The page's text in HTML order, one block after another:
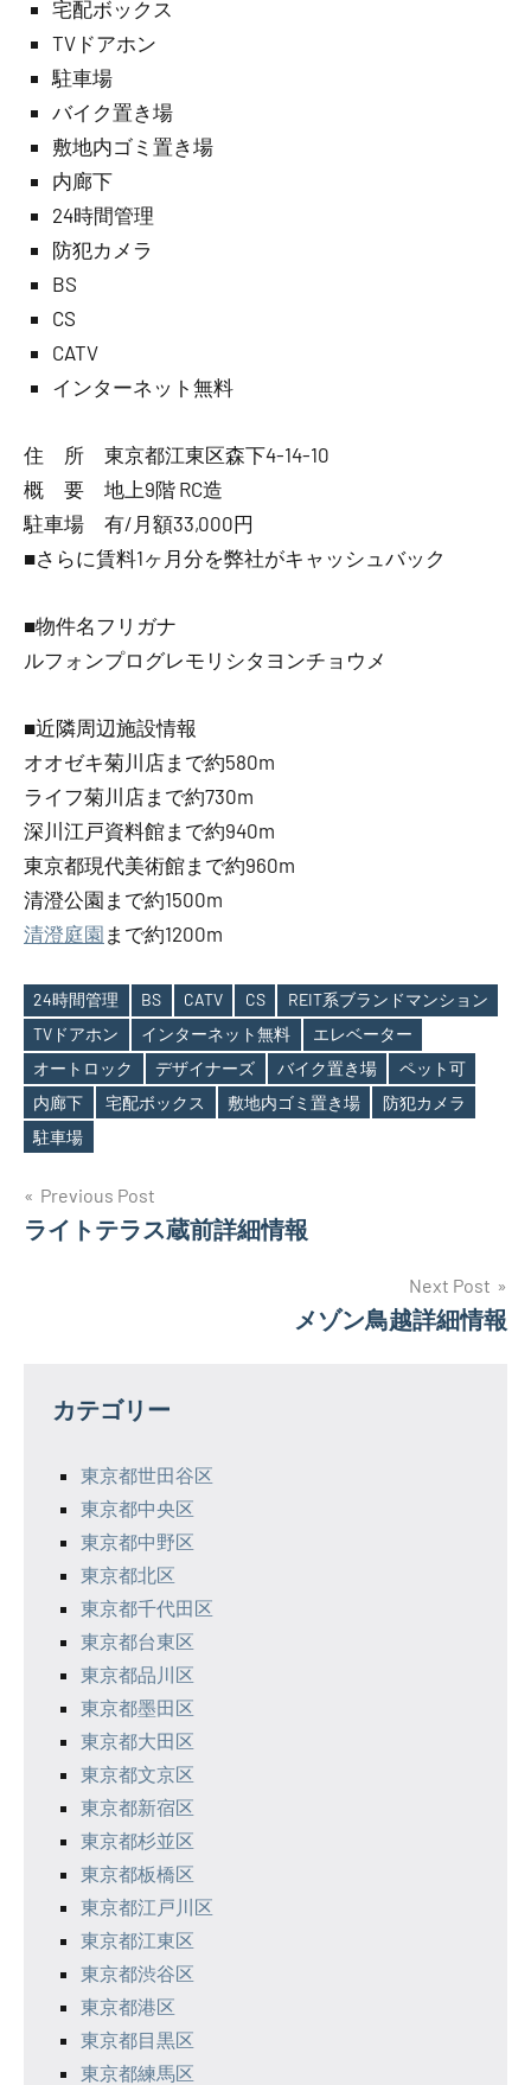
宅配ボックス
TVドアホン
駐車場
バイク置き場
敷地内ゴミ置き場
内廊下
24時間管理
防犯カメラ
BS
CS
CATV
インターネット無料
住 所 東京都江東区森下4-14-10
概 要 地上9階 RC造
駐車場 有/月額33,000円
■さらに賃料1ヶ月分を弊社がキャッシュバック
■物件名フリガナ
ルフォンプログレモリシタヨンチョウメ
■近隣周辺施設情報
オオゼキ菊川店まで約580m
ライフ菊川店まで約730m
深川江戸資料館まで約940m
東京都現代美術館まで約960m
清澄公園まで約1500m
清澄庭園 まで約1200m
Tags
24時間管理 BS CATV CS
REIT系ブランドマンション
TVドアホン
インターネット無料
エレベーター
オートロック
デザイナーズ バイク置き場
ペット可
内廊下
宅配ボックス 敷地内ゴミ置き場
防犯カメラ
駐車場
投
稿
ー
Previous Post
ライトテラス蔵前詳細情報
Next Post
メゾン鳥越詳細情報
カテゴリー
東京都世田谷区
東京都中央区
東京都中野区
東京都北区
東京都千代田区
東京都台東区
東京都品川区
東京都墨田区
東京都大田区
東京都文京区
東京都新宿区
東京都杉並区
東京都板橋区
東京都江戸川区
東京都江東区
東京都渋谷区
東京都港区
東京都目黒区
東京都練馬区